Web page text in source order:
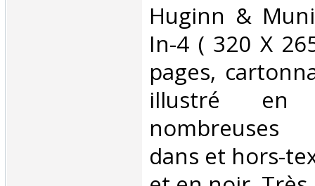
‎Huginn &
In-4 ( 320 X
pages,
illustré en
nombreuses
dans et hors-